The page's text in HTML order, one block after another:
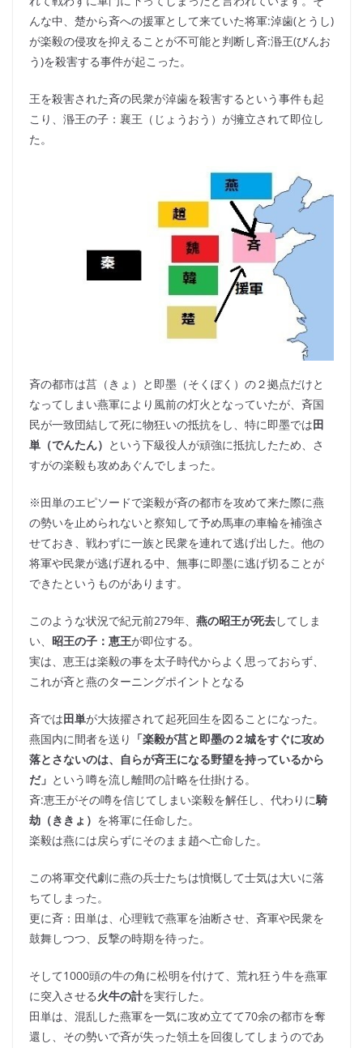
んな中、楚から斉への援軍として来ていた将軍:淖歯(とうし)
が楽毅の侵攻を抑えることが不可能と判断し斉:湣王(びんお
う)を殺害する事件が起こった。
王を殺害された斉の民衆が淖歯を殺害するという事件も起
こり、湣王の子：襄王（じょうおう）が擁立されて即位し
た。
斉の都市は莒（きょ）と即墨（そくぼく）の２拠点だけと
なってしまい燕軍により風前の灯火となっていたが、斉国
民が一致団結して死に物狂いの抵抗をし、特に即墨では田
単（でんたん） という下級役人が頑強に抵抗したため、さ
すがの楽毅も攻めあぐんでしまった。
※田単のエピソードで楽毅が斉の都市を攻めて来た際に燕
の勢いを止められないと察知して予め馬車の車輪を補強さ
せておき、戦わずに一族と民衆を連れて逃げ出した。他の
将軍や民衆が逃げ遅れる中、無事に即墨に逃げ切ることが
できたというものがあります。
このような状況で紀元前279年、 燕の昭王が死去してしま
い、 昭王の子：恵王が即位する。
実は、恵王は楽毅の事を太子時代からよく思っておらず、
これが斉と燕のターニングポイントとなる
斉では田単が大抜擢されて起死回生を図ることになった。
燕国内に間者を送り 「楽毅が莒と即墨の２城をすぐに攻め
落とさないのは、自らが斉王になる野望を持っているから
だ」 という噂を流し離間の計略を仕掛ける。
斉:恵王がその噂を信じてしまい楽毅を解任し、代わりに騎
劫（ききょ） を将軍に任命した。
楽毅は燕には戻らずにそのまま趙へ亡命した。
この将軍交代劇に燕の兵士たちは憤慨して士気は大いに落
ちてしまった。
更に斉：田単は、心理戦で燕軍を油断させ、斉軍や民衆を
鼓舞しつつ、反撃の時期を待った。
そして1000頭の牛の角に松明を付けて、荒れ狂う牛を燕軍
に突入させる火牛の計を実行した。
田単は、混乱した燕軍を一気に攻め立てて70余の都市を奪
還し、その勢いで斉が失った領土を回復してしまうのであ